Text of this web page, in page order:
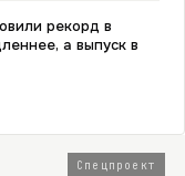
рекорд в
а выпуск в
Спецпроект